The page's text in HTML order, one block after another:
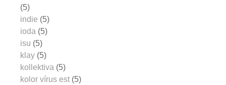
(5)
indie (5)
ioda (5)
isu (5)
klay (5)
kollektiva (5)
kolor vírus est (5)